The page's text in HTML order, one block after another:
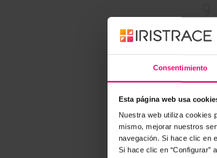
Consentimiento
Esta página web usa
Nuestra web utiliza cookies
mismo, mejorar nuestros
navegación. Si hace clic en
Si hace clic en